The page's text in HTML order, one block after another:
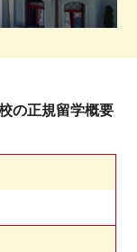
の正規留学概要